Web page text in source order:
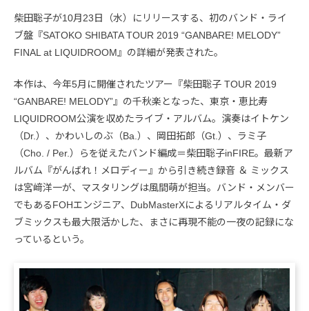
柴田聡子が10月23日（水）にリリースする、初のバンド・ライ
ブ盤『SATOKO SHIBATA TOUR 2019 “GANBARE! MELODY”
FINAL at LIQUIDROOM』の詳細が発表された。
本作は、今年5月に開催されたツアー『柴田聡子 TOUR 2019
“GANBARE! MELODY”』の千秋楽となった、東京・恵比寿
LIQUIDROOM公演を収めたライブ・アルバム。演奏はイトケン
（Dr.）、かわいしのぶ（Ba.）、岡田拓郎（Gt.）、ラミ子
（Cho. / Per.）らを従えたバンド編成＝柴田聡子inFIRE。最新ア
ルバム『がんばれ！メロディー』から引き続き録音 ＆ ミックス
は宮﨑洋一が、マスタリングは風間萌が担当。バンド・メンバー
でもあるFOHエンジニア、DubMasterXによるリアルタイム・ダ
ブミックスも最大限活かした、まさに再現不能の一夜の記録にな
っているという。